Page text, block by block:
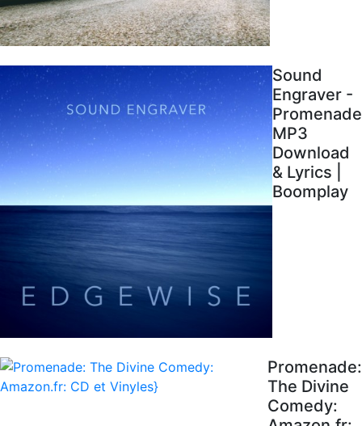
Sound
Engraver -
Promenade
MP3
Download
& Lyrics |
Boomplay
Promenade:
The Divine
Comedy: